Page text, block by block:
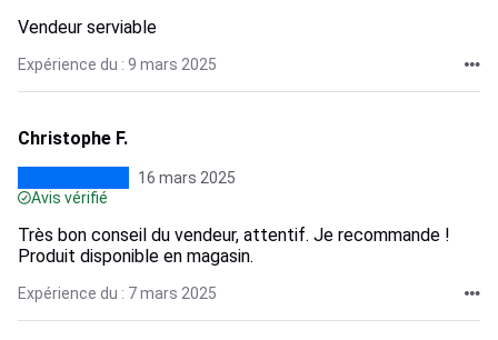
Vendeur serviable
Expérience du : 9 mars 2025
Christophe F.
16 mars 2025
Avis vérifié
Très bon conseil du vendeur, attentif. Je recommande !
Produit disponible en magasin.
Expérience du : 7 mars 2025